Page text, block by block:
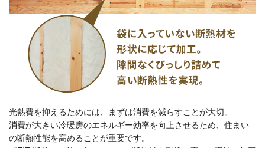
光熱費を抑えるためには、まずは消費を減らすことが大切。
消費が大きい冷暖房のエネルギー効率を向上させるため、住まい
の断熱性能を高めることが重要です。